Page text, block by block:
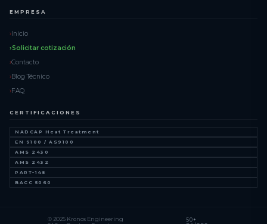
EMPRESA
Inicio
Solicitar cotización
Contacto
Blog Técnico
FAQ
CERTIFICACIONES
NADCAP Heat Treatment
EN 9100 / AS9100
AMS 2430
AMS 2432
PART-145
BACC 5060
© 2025 Kronos Engineering
50+